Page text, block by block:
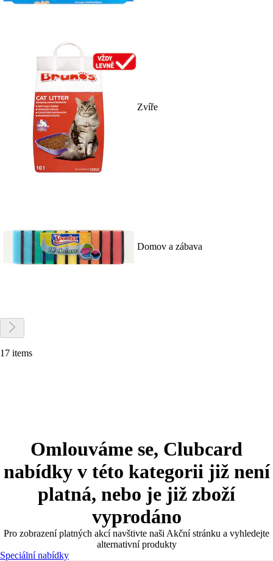
Zvíře
Domov a zábava
17 items
Omlouváme se, Clubcard
nabídky v této kategorii již není
platná, nebo je již zboží
vyprodáno
Pro zobrazení platných akcí navštivte naši Akční stránku a vyhledejte
alternativní produkty
Speciální nabídky